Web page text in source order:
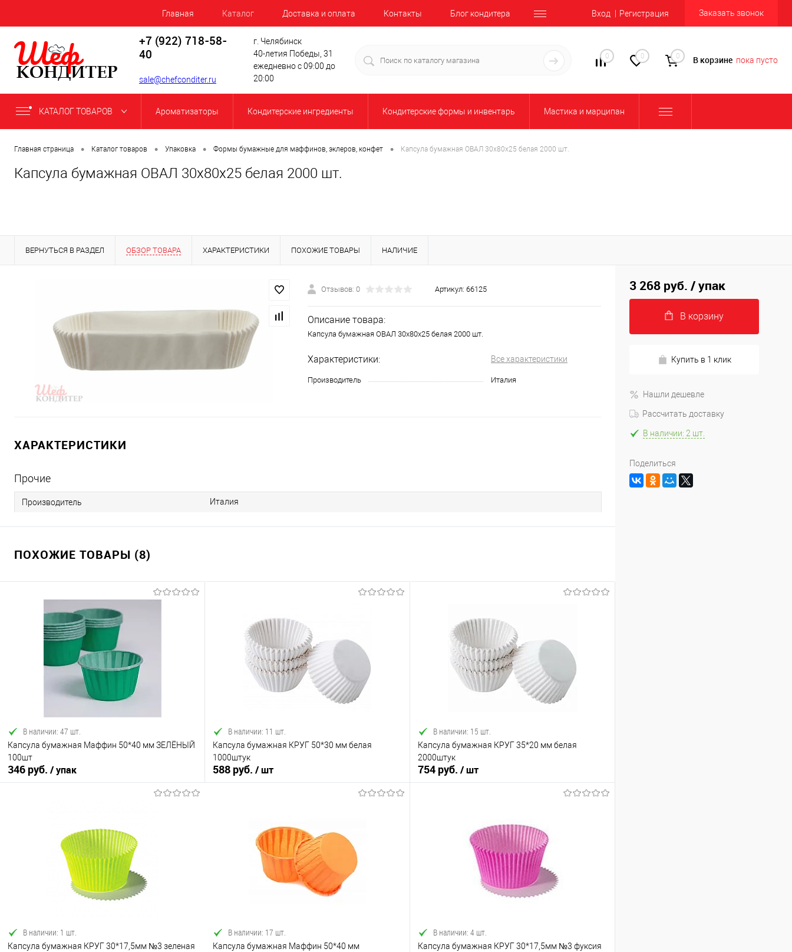
Главная Каталог Доставка и оплата Контакты Блог кондитера Вход Регистрация Заказать звонок
+7 (922) 718-58-
40
sale@chefconditer.ru
г. Челябинск
40-летия Победы, 31
ежедневно с 09:00 до
20:00
0 0 0 В корзине пока пусто
КАТАЛОГ ТОВАРОВ Ароматизаторы Кондитерские ингредиенты Кондитерские формы и инвентарь Мастика и марципан
Главная страница • Каталог товаров • Упаковка • Формы бумажные для маффинов, эклеров, конфет • Капсула бумажная ОВАЛ 30х80х25 белая 2000 шт.
Капсула бумажная ОВАЛ 30х80х25 белая 2000 шт.
ВЕРНУТЬСЯ В РАЗДЕЛ ОБЗОР ТОВАРА ХАРАКТЕРИСТИКИ ПОХОЖИЕ ТОВАРЫ НАЛИЧИЕ
Отзывов: 0 Артикул: 66125
Описание товара:
Капсула бумажная ОВАЛ 30х80х25 белая 2000 шт.
Характеристики: Все характеристики
Производитель Италия
ХАРАКТЕРИСТИКИ
Прочие
Производитель Италия
ПОХОЖИЕ ТОВАРЫ (8)
В наличии: 47 шт.
Капсула бумажная Маффин 50*40 мм ЗЕЛЁНЫЙ
100шт
346 руб. / упак
Купить в 1 клик
Сравнение
В наличии
В наличии: 11 шт.
Капсула бумажная КРУГ 50*30 мм белая
1000штук
588 руб. / шт
В корзину
Купить в 1 клик
Сравнение
В избранное
В наличии
В наличии: 15 шт.
Капсула бумажная КРУГ 35*20 мм белая
2000штук
754 руб. / шт
В корзину
Купить в 1 клик
Сравнение
В наличии
В наличии: 1 шт.
Капсула бумажная КРУГ 30*17,5мм №3 зеленая
В наличии: 17 шт.
Капсула бумажная Маффин 50*40 мм
В наличии: 4 шт.
Капсула бумажная КРУГ 30*17,5мм №3 фуксия
3 268 руб. / упак
В корзину
Купить в 1 клик
Нашли дешевле
Рассчитать доставку
В наличии: 2 шт.
Поделиться